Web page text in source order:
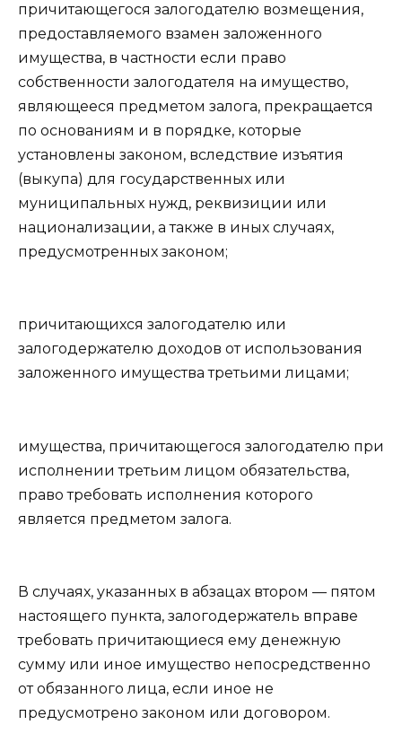
причитающегося залогодателю возмещения,
предоставляемого взамен заложенного
имущества, в частности если право
собственности залогодателя на имущество,
являющееся предметом залога, прекращается
по основаниям и в порядке, которые
установлены законом, вследствие изъятия
(выкупа) для государственных или
муниципальных нужд, реквизиции или
национализации, а также в иных случаях,
предусмотренных законом;
причитающихся залогодателю или
залогодержателю доходов от использования
заложенного имущества третьими лицами;
имущества, причитающегося залогодателю при
исполнении третьим лицом обязательства,
право требовать исполнения которого
является предметом залога.
В случаях, указанных в абзацах втором — пятом
настоящего пункта, залогодержатель вправе
требовать причитающиеся ему денежную
сумму или иное имущество непосредственно
от обязанного лица, если иное не
предусмотрено законом или договором.